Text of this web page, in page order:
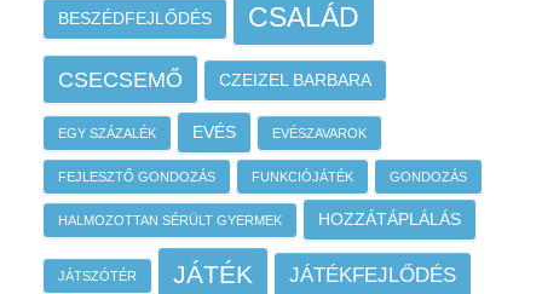
BESZÉDFEJLŐDÉS CSALÁD
CSECSEMŐ CZEIZEL BARBARA
EGY SZÁZALÉK EVÉS EVÉSZAVAROK
FEJLESZTŐ GONDOZÁS FUNKCIÓJÁTÉK GONDOZÁS
HALMOZOTTAN SÉRÜLT GYERMEK HOZZÁTÁPLÁLÁS
JÁTSZÓTÉR JÁTÉK JÁTÉKFEJLŐDÉS